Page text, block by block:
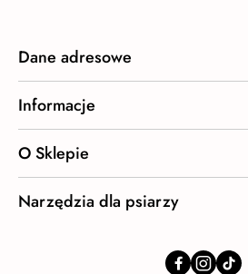
Dane adresowe
Informacje
O Sklepie
Narzędzia dla psiarzy